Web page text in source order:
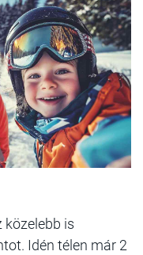
közelebb is
Idén télen már 2